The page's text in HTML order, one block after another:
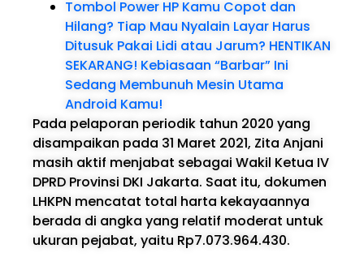
Tombol Power HP Kamu Copot dan
Hilang? Tiap Mau Nyalain Layar Harus
Ditusuk Pakai Lidi atau Jarum? HENTIKAN
SEKARANG! Kebiasaan “Barbar” Ini
Sedang Membunuh Mesin Utama
Android Kamu!
Pada pelaporan periodik tahun 2020 yang
disampaikan pada 31 Maret 2021, Zita Anjani
masih aktif menjabat sebagai Wakil Ketua IV
DPRD Provinsi DKI Jakarta. Saat itu, dokumen
LHKPN mencatat total harta kekayaannya
berada di angka yang relatif moderat untuk
ukuran pejabat, yaitu Rp7.073.964.430.